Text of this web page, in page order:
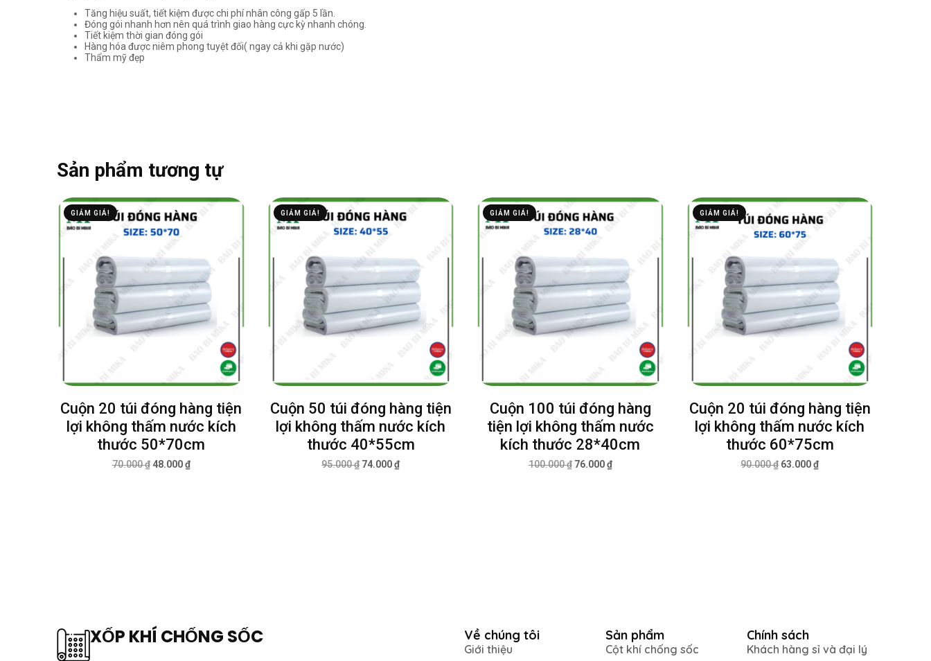
Tăng hiệu suất, tiết kiệm được chi phí nhân công gấp 5 lần.
Đóng gói nhanh hơn nên quá trình giao hàng cực kỳ nhanh chóng.
Tiết kiệm thời gian đóng gói
Hàng hóa được niêm phong tuyệt đối( ngay cả khi gặp nước)
Thẩm mỹ đẹp
Sản phẩm tương tự
GIẢM GIÁ!
Cuộn 20 túi đóng hàng tiện
lợi không thấm nước kích
thước 50*70cm
70.000₫ 48.000₫
GIẢM GIÁ!
Cuộn 50 túi đóng hàng tiện
lợi không thấm nước kích
thước 40*55cm
95.000₫ 74.000₫
GIẢM GIÁ!
Cuộn 100 túi đóng hàng
tiện lợi không thấm nước
kích thước 28*40cm
100.000₫ 76.000₫
GIẢM GIÁ!
Cuộn 20 túi đóng hàng tiện
lợi không thấm nước kích
thước 60*75cm
90.000₫ 63.000₫
XỐP KHÍ CHỐNG SỐC Về chúng tôi
Giới thiệu
Sản phẩm
Cột khí chống sốc
Chính sách
Khách hàng sỉ và đại lý